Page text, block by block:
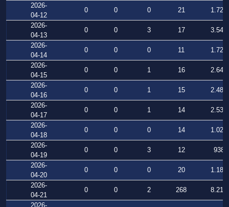
2026-
04-12
0 0 0 21
1.722
2026-
04-13
0 0 3 17
3.548
2026-
04-14
0 0 0 11
1.727
2026-
04-15
0 0 1 16
2.644
2026-
04-16
0 0 1 15
2.487
2026-
04-17
0 0 1 14
2.535
2026-
04-18
0 0 0 14
1.029
2026-
04-19
0 0 3 12
938
2026-
04-20
0 0 0 20
1.182
2026-
04-21
0 0 2 268
8.210
2026-